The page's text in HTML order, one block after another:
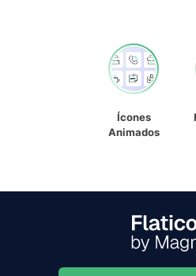
Ícones
Animados